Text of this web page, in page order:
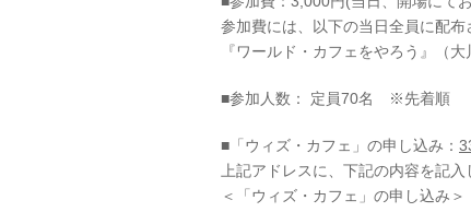
参加費には、以下の当日全員に配布
『ワールド・カフェをやろう』（
■参加人数： 定員70名 ※先着順
■「ウィズ・カフェ」の申し込み：
上記アドレスに、下記の内容を記入
＜「ウィズ・カフェ」の申し込み＞